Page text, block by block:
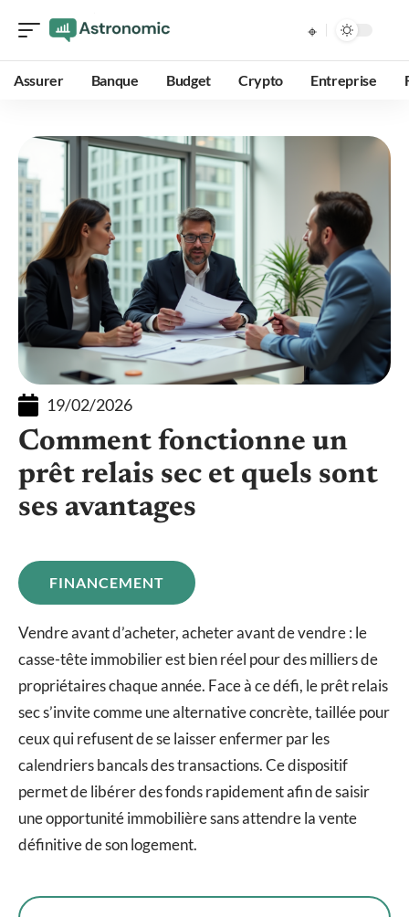
Assurer Banque Budget Crypto Entreprise
19/02/2026
Comment fonctionne un
prêt relais sec et quels sont
ses avantages
FINANCEMENT
Vendre avant d’acheter, acheter avant de vendre : le
casse-tête immobilier est bien réel pour des milliers de
propriétaires chaque année. Face à ce défi, le prêt relais
sec s’invite comme une alternative concrète, taillée pour
ceux qui refusent de se laisser enfermer par les
calendriers bancals des transactions. Ce dispositif
permet de libérer des fonds rapidement afin de saisir
une opportunité immobilière sans attendre la vente
définitive de son logement.